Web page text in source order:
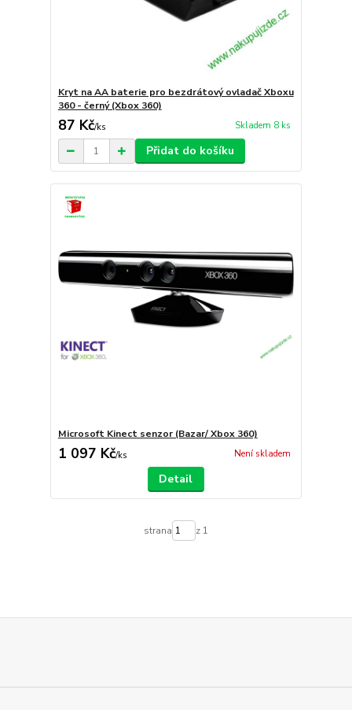
Kryt na AA baterie pro bezdrátový ovladač Xboxu
360 - černý (Xbox 360)
87 Kč/ks Skladem 8 ks
Přidat do košíku
Microsoft Kinect senzor (Bazar/ Xbox 360)
1 097 Kč/ks Není skladem
Detail
strana z 1